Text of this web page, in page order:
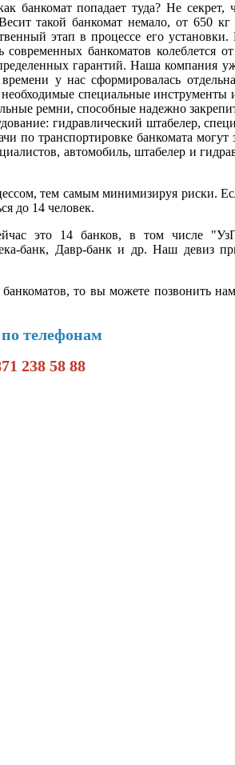
банкомат попадает туда? Не секрет,
такой банкомат немало, от 650
этап в процессе его
современных банкоматов
гарантий. Наша компания
у нас сформировалась
специальные
ремни, способные надежно
гидравлический штабелер,
по транспортировке банкомата
автомобиль, штабелер и
тем самым минимизируя риски.
до 14 человек.
это 14 банков, в том числе
банк, Давр-банк и др. Наш девиз
то вы можете позвонить
телефонам
238 58 88